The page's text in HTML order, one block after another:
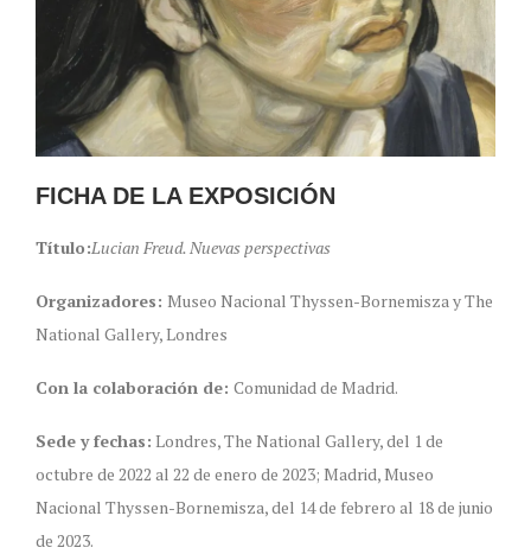
FICHA DE LA EXPOSICIÓN
Título:Lucian Freud. Nuevas perspectivas
Organizadores: Museo Nacional Thyssen-Bornemisza y The
National Gallery, Londres
Con la colaboración de: Comunidad de Madrid.
Sede y fechas: Londres, The National Gallery, del 1 de
octubre de 2022 al 22 de enero de 2023; Madrid, Museo
Nacional Thyssen-Bornemisza, del 14 de febrero al 18 de junio
de 2023.